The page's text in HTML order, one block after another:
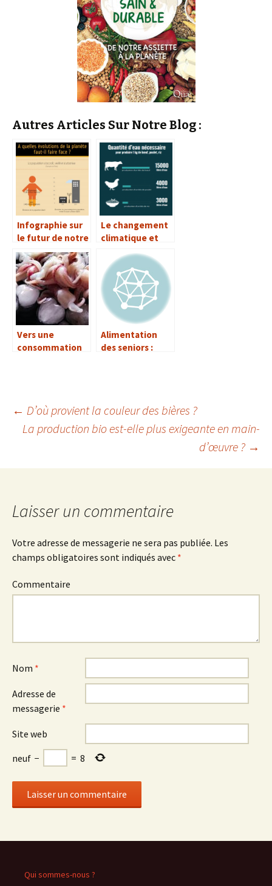
Autres Articles Sur Notre Blog :
Infographie sur
le futur de notre
alimentation
Le changement
climatique et
alimentation
Vers une
consommation
Alimentation
des seniors :
Navigation
des
articles
← D’où provient la couleur des bières ?
La production bio est-elle plus exigeante en main-
d’œuvre ? →
Laisser un commentaire
Votre adresse de messagerie ne sera pas publiée. Les
champs obligatoires sont indiqués avec *
Commentaire
Nom *
Adresse de
messagerie *
Site web
neuf − = 8
Qui sommes-nous ?